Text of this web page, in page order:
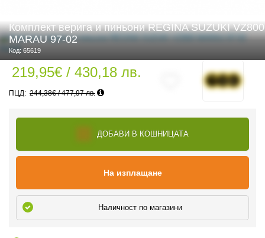
ЕКИПИРОВКА
Комплект верига и пиньони REGINA SUZUKI VZ800
MARAU 97-02
Код: 65619
219,95€ / 430,18 лв.
244,38€ / 477,97 лв.
ДОБАВИ В КОШНИЦАТА
На изплащане
Наличност по магазини